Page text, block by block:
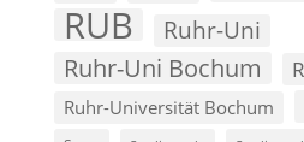
RUB Ruhr-Uni
Ruhr-Uni Bochum
Ruhr-Universität Bochum